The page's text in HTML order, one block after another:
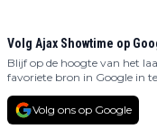
Volg Ajax Showtime op
Blijf op de hoogte van het
favoriete bron in Google in te
Volg ons op Google